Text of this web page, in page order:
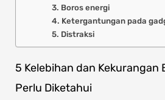
3. Boros energi
4. Ketergantungan pada
5. Distraksi
5 Kelebihan dan Kekurangan
Perlu Diketahui